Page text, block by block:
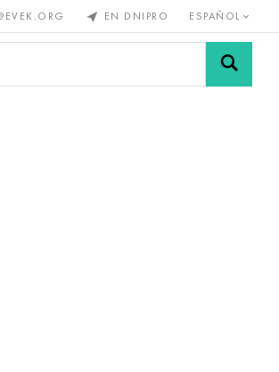
EN DNIPRO ESPAÑOL
de Mallas y